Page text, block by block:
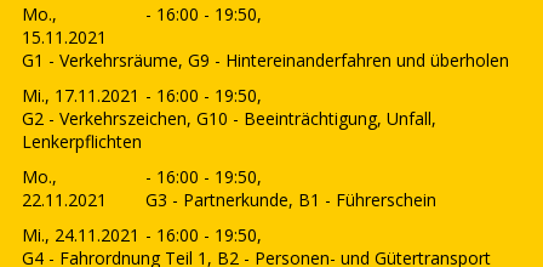
Mo.,
15.11.2021
- 16:00 - 19:50,
G1 - Verkehrsräume, G9 - Hintereinanderfahren und überholen
Mi., 17.11.2021 - 16:00 - 19:50,
G2 - Verkehrszeichen, G10 - Beeinträchtigung, Unfall,
Lenkerpflichten
Mo.,
22.11.2021
- 16:00 - 19:50,
G3 - Partnerkunde, B1 - Führerschein
Mi., 24.11.2021 - 16:00 - 19:50,
G4 - Fahrordnung Teil 1, B2 - Personen- und Gütertransport